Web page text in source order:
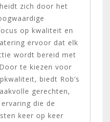
zich door het
op kwaliteit en
ervoor dat elk
wordt bereid met
te kiezen voor
biedt Rob’s
gerechten,
die de
keer op keer